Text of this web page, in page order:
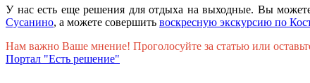
У нас есть еще решения для отдыха на выходные. Вы можете
Сусанино, а можете совершить воскресную экскурсию по
Нам важно Ваше мнение! Проголосуйте за статью или
Портал "Есть решение"